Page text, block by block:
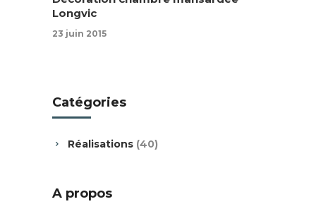
Longvic
23 juin 2015
Catégories
Réalisations (40)
A propos